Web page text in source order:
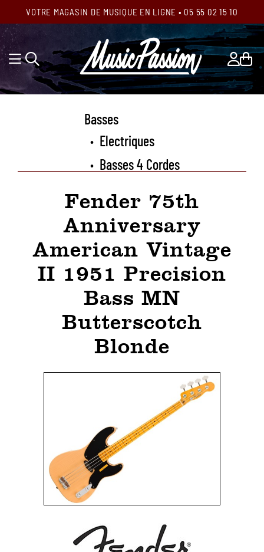
VOTRE MAGASIN DE MUSIQUE EN LIGNE • 05 55 02 15 10
Basses
• Electriques
• Basses 4 Cordes
Fender 75th
Anniversary
American Vintage
II 1951 Precision
Bass MN
Butterscotch
Blonde